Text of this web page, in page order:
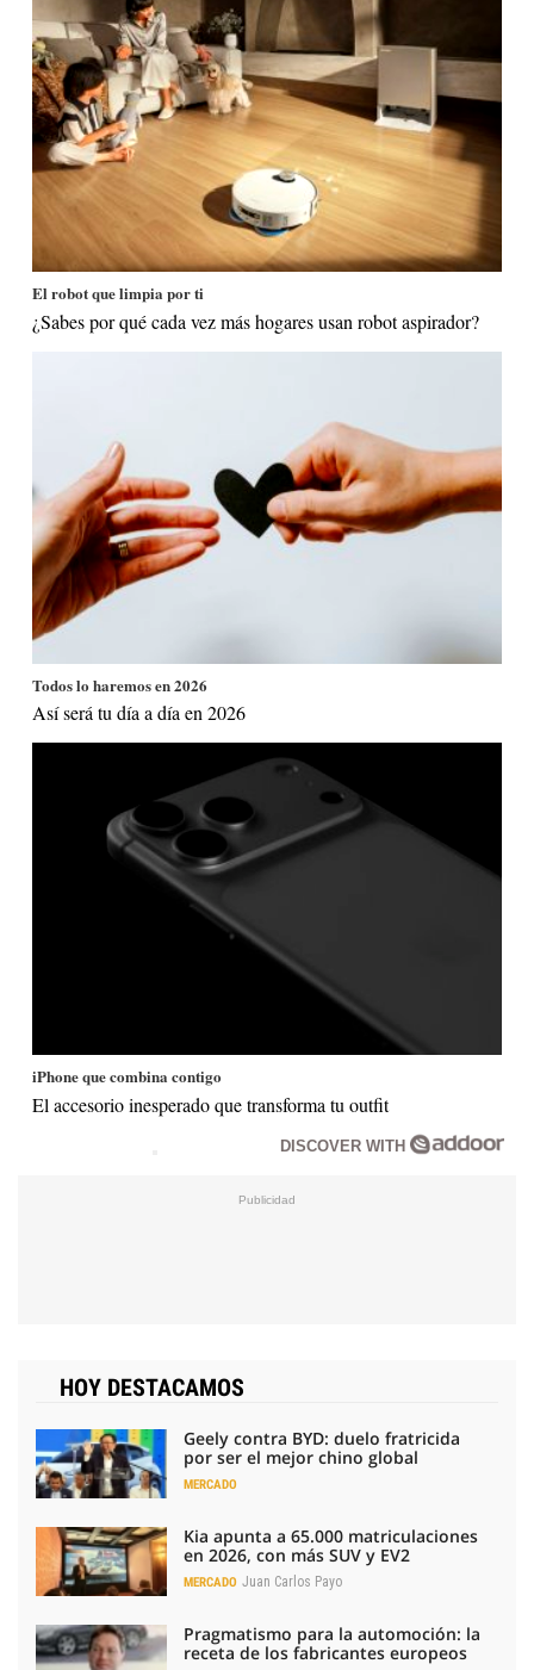
El robot que limpia por ti
¿Sabes por qué cada vez más hogares usan robot aspirador?
Todos lo haremos en 2026
Así será tu día a día en 2026
iPhone que combina contigo
El accesorio inesperado que transforma tu outfit
DISCOVER WITH
HOY DESTACAMOS
Geely contra BYD: duelo fratricida
por ser el mejor chino global
MERCADO
Kia apunta a 65.000 matriculaciones
en 2026, con más SUV y EV2
MERCADO Juan Carlos Payo
Pragmatismo para la automoción: la
receta de los fabricantes europeos